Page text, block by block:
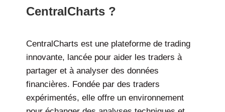
CentralCharts ?
CentralCharts est une plateforme de trading
innovante, lancée pour aider les traders à
partager et à analyser des données
financières. Fondée par des traders
expérimentés, elle offre un environnement